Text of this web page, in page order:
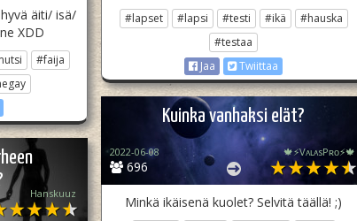
#lapset #lapsi #testi #ikä
#hauska
#testaa
Jaa
Twiittaa
äiti/ isä/
XDD
#faija
Kuinka vanhaksi elät?
696
2022-06-08 🍁⚡️VᴀʟᴀsPʀᴏ⚡️🍁
Minkä ikäisenä kuolet? Selvitä täällä! ;)
Hanskuuz